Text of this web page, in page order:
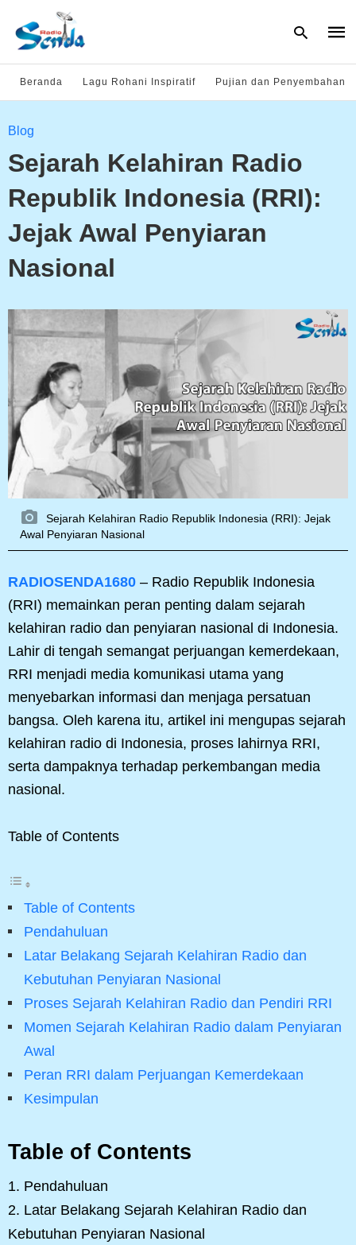
Beranda Lagu Rohani Inspiratif Pujian dan Penyembahan
Blog
Sejarah Kelahiran Radio
Republik Indonesia (RRI):
Jejak Awal Penyiaran
Nasional
Sejarah Kelahiran Radio Republik Indonesia (RRI): Jejak
Awal Penyiaran Nasional
RADIOSENDA1680 – Radio Republik Indonesia
(RRI) memainkan peran penting dalam sejarah
kelahiran radio dan penyiaran nasional di Indonesia.
Lahir di tengah semangat perjuangan kemerdekaan,
RRI menjadi media komunikasi utama yang
menyebarkan informasi dan menjaga persatuan
bangsa. Oleh karena itu, artikel ini mengupas sejarah
kelahiran radio di Indonesia, proses lahirnya RRI,
serta dampaknya terhadap perkembangan media
nasional.
Table of Contents
Table of Contents
Pendahuluan
Latar Belakang Sejarah Kelahiran Radio dan
Kebutuhan Penyiaran Nasional
Proses Sejarah Kelahiran Radio dan Pendiri RRI
Momen Sejarah Kelahiran Radio dalam Penyiaran
Awal
Peran RRI dalam Perjuangan Kemerdekaan
Kesimpulan
Table of Contents
Pendahuluan
Latar Belakang Sejarah Kelahiran Radio dan
Kebutuhan Penyiaran Nasional